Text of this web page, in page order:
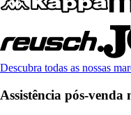
Descubra todas as nossas
Assistência pós-venda